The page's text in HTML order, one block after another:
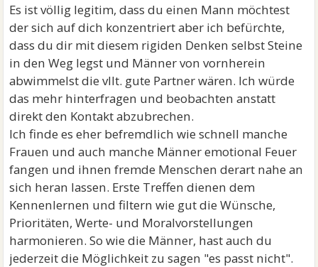
Es ist völlig legitim, dass du einen Mann möchtest
der sich auf dich konzentriert aber ich befürchte,
dass du dir mit diesem rigiden Denken selbst Steine
in den Weg legst und Männer von vornherein
abwimmelst die vllt. gute Partner wären. Ich würde
das mehr hinterfragen und beobachten anstatt
direkt den Kontakt abzubrechen.
Ich finde es eher befremdlich wie schnell manche
Frauen und auch manche Männer emotional Feuer
fangen und ihnen fremde Menschen derart nahe an
sich heran lassen. Erste Treffen dienen dem
Kennenlernen und filtern wie gut die Wünsche,
Prioritäten, Werte- und Moralvorstellungen
harmonieren. So wie die Männer, hast auch du
jederzeit die Möglichkeit zu sagen "es passt nicht".